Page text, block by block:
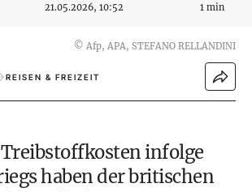
21.05.2026, 10:52 1 min
© Afp, APA, STEFANO RELLANDINI
REISEN & FREIZEIT
Treibstoffkosten infolge
haben der britischen